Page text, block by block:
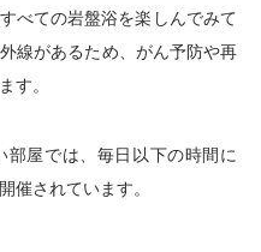
べての岩盤浴を楽しんでみて
線があるため、がん予防や再
す。
部屋では、毎日以下の時間に
催されています。